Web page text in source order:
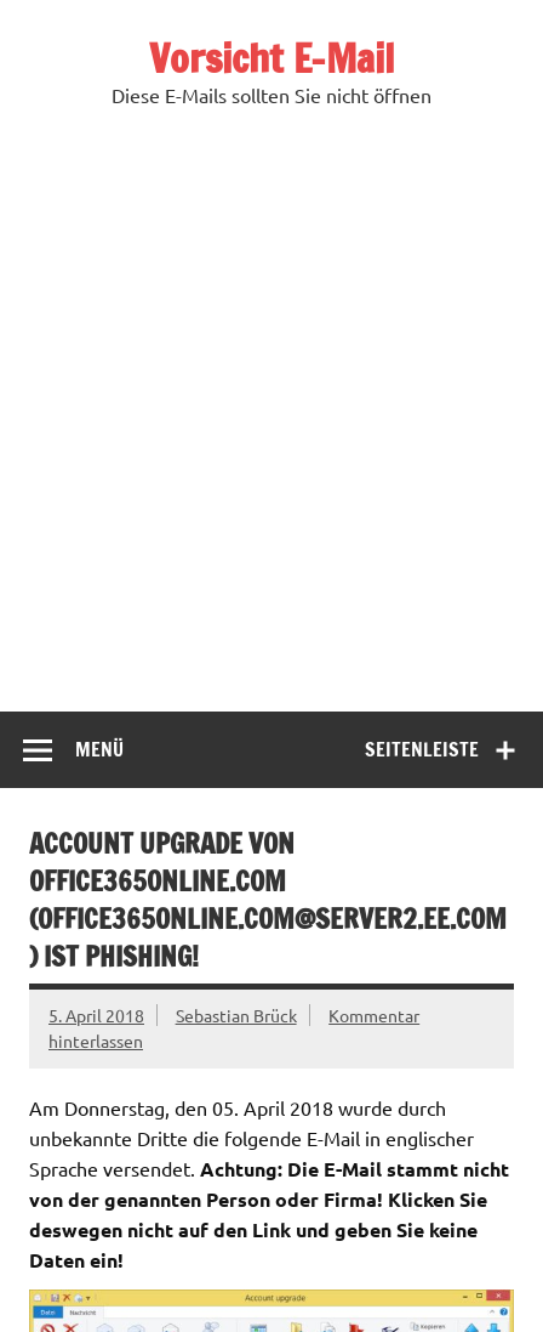
Vorsicht E-Mail
Diese E-Mails sollten Sie nicht öffnen
SEITENLEISTE
MENÜ
ACCOUNT UPGRADE VON
OFFICE365ONLINE.COM
(OFFICE365ONLINE.COM@SERVER2.EE.COM
) IST PHISHING!
5. April 2018 Sebastian Brück
Kommentar
hinterlassen
Am Donnerstag, den 05. April 2018 wurde durch
unbekannte Dritte die folgende E-Mail in englischer
Sprache versendet. Achtung: Die E-Mail stammt nicht
von der genannten Person oder Firma! Klicken Sie
deswegen nicht auf den Link und geben Sie keine
Daten ein!